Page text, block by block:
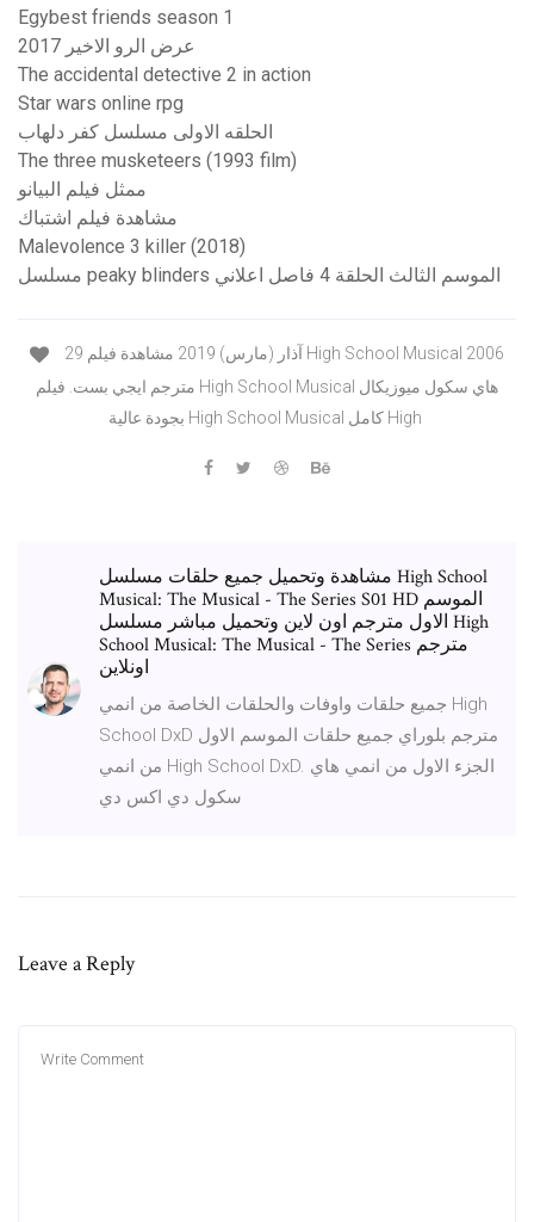
Egybest friends season 1
عرض الرو الاخير 2017
The accidental detective 2 in action
Star wars online rpg
الحلقه الاولى مسلسل كفر دلهاب
The three musketeers (1993 film)
ممثل فيلم البيانو
مشاهدة فيلم اشتباك
Malevolence 3 killer (2018)
مسلسل peaky blinders الموسم الثالث الحلقة 4 فاصل اعلاني
29 آذار (مارس) 2019 مشاهدة فيلم High School Musical 2006
مترجم ايجي بست. فيلم High School Musical هاي سكول ميوزيكال
بجودة عالية High School Musical كامل High
مشاهدة وتحميل جميع حلقات مسلسل High School
Musical: The Musical - The Series S01 HD الموسم
الاول مترجم اون لاين وتحميل مباشر مسلسل High
School Musical: The Musical - The Series مترجم
اونلاين
جميع حلقات واوفات والحلقات الخاصة من انمي High
School DxD مترجم بلوراي جميع حلقات الموسم الاول
من انمي High School DxD. الجزء الاول من انمي هاي
سكول دي اكس دي
Leave a Reply